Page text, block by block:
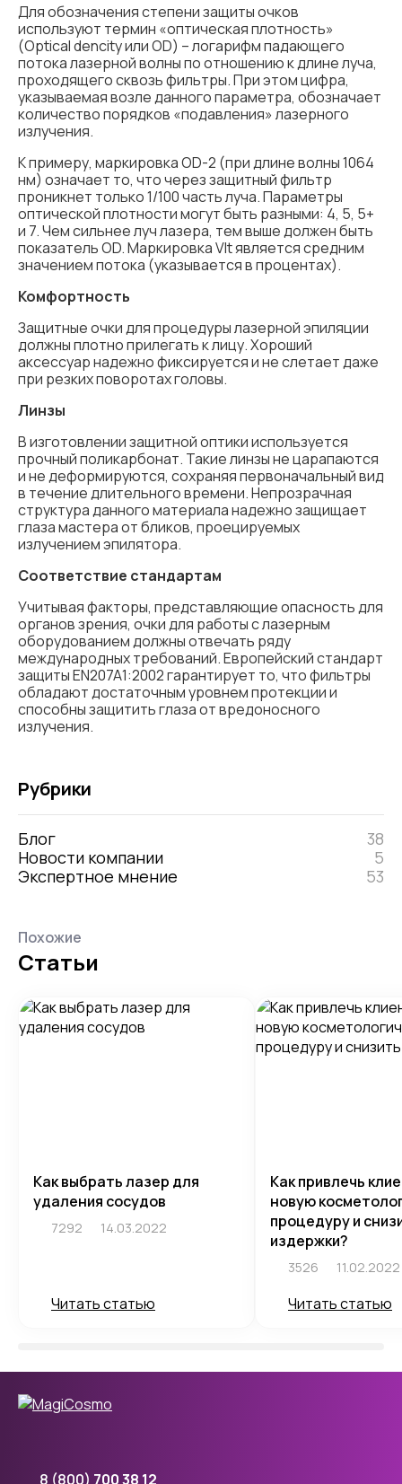
Для обозначения степени защиты очков
используют термин «оптическая плотность»
(Optical dencity или OD) – логарифм падающего
потока лазерной волны по отношению к длине луча,
проходящего сквозь фильтры. При этом цифра,
указываемая возле данного параметра, обозначает
количество порядков «подавления» лазерного
излучения.
К примеру, маркировка OD-2 (при длине волны 1064
нм) означает то, что через защитный фильтр
проникнет только 1/100 часть луча. Параметры
оптической плотности могут быть разными: 4, 5, 5+
и 7. Чем сильнее луч лазера, тем выше должен быть
показатель OD. Маркировка Vlt является средним
значением потока (указывается в процентах).
Комфортность
Защитные очки для процедуры лазерной эпиляции
должны плотно прилегать к лицу. Хороший
аксессуар надежно фиксируется и не слетает даже
при резких поворотах головы.
Линзы
В изготовлении защитной оптики используется
прочный поликарбонат. Такие линзы не царапаются
и не деформируются, сохраняя первоначальный вид
в течение длительного времени. Непрозрачная
структура данного материала надежно защищает
глаза мастера от бликов, проецируемых
излучением эпилятора.
Соответствие стандартам
Учитывая факторы, представляющие опасность для
органов зрения, очки для работы с лазерным
оборудованием должны отвечать ряду
международных требований. Европейский стандарт
защиты EN207A1:2002 гарантирует то, что фильтры
обладают достаточным уровнем протекции и
способны защитить глаза от вредоносного
излучения.
Похожие
Статьи
Как выбрать лазер для
удаления сосудов
7292 14.03.2022
Читать статью
Как привлечь
новую
процедуру и
издержки?
3526 11.02.2022
Читать статью
Рубрики
Блог
38
Новости компании
5
Экспертное мнение
53
8 (800) 700 38 12